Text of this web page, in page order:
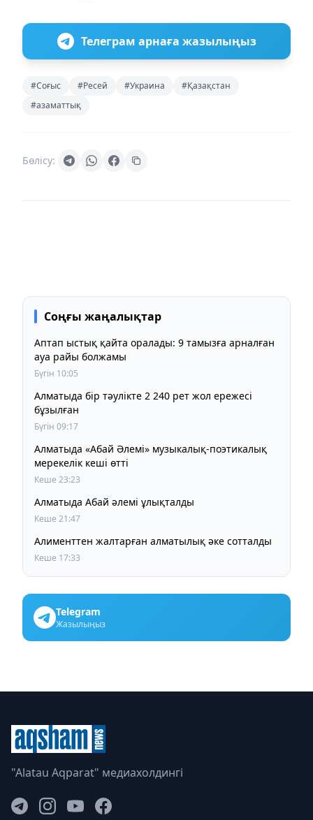
Телеграм арнаға жазылыңыз
#Соғыс #Ресей #Украина
#Қазақстан
#азаматтық
Бөлісу:
Соңғы жаңалықтар
Аптап ыстық қайта оралады: 9 тамызға арналған
ауа райы болжамы
Бүгін 10:05
Алматыда бір тәулікте 2 240 рет жол ережесі
бұзылған
Бүгін 09:17
Алматыда «Абай Әлемі» музыкалық-поэтикалық
мерекелік кеші өтті
Кеше 23:23
Алматыда Абай әлемі ұлықталды
Кеше 21:47
Алименттен жалтарған алматылық әке сотталды
Кеше 17:33
Telegram
Жазылыңыз
"Alatau Aqparat" медиахолдингі